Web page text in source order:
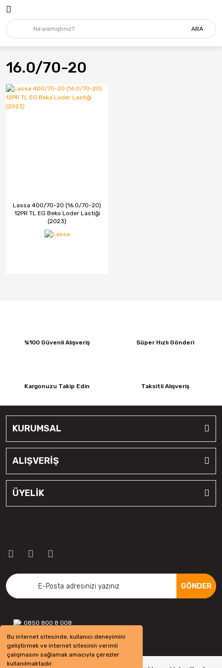
Bu internet sitesinde, kullanıcı deneyimini
geliştirmek ve internet sitesinin verimli
çalışmasını sağlamak amacıyla çerezler
kullanılmaktadır.
ARA
16.0/70-20
Lassa 400/70-20 (16.0/70-20)
12PR TL EG Beko Loder Lastiği
(2023)
%100 Güvenli Alışveriş Süper Hızlı Gönderi
Kargonuzu Takip Edin Taksitli Alışveriş
KURUMSAL
ALIŞVERİŞ
ÜYELİK
GÖNDER
0850 800 8 008